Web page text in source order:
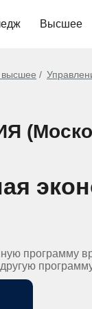
Высшее
высшее
программу